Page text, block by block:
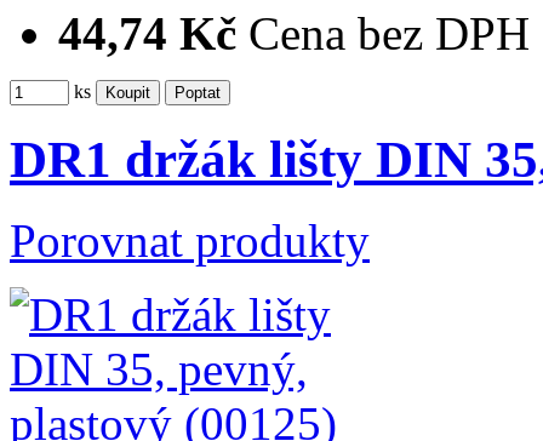
44,74 Kč Cena bez DPH
ks
DR1 držák lišty DIN
Porovnat produkty